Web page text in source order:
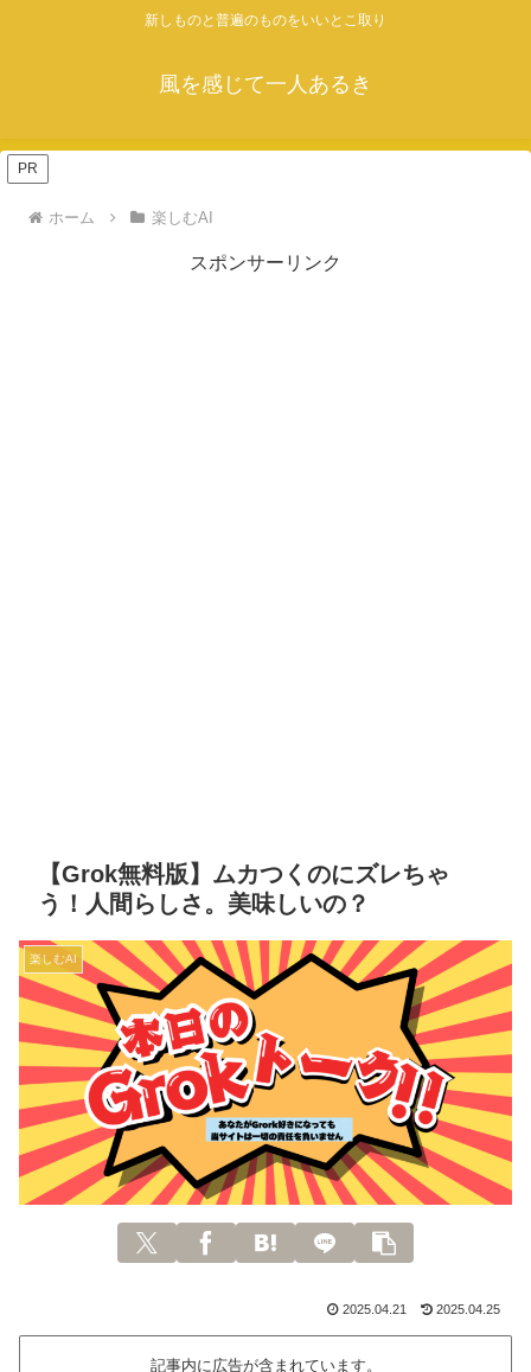
新しものと普遍のものをいいとこ取り
風を感じて一人あるき
PR
ホーム 楽しむAI
スポンサーリンク
【Grok無料版】ムカつくのにズレちゃ
う！人間らしさ。美味しいの？
楽しむAI
2025.04.21 2025.04.25
記事内に広告が含まれています。